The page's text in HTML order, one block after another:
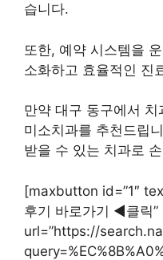
습니다.
또한, 예약 시스템을
소화하고 효율적인 진
만약 대구 동구에서
미소치과를 추천드립
받을 수 있는 치과로
[maxbutton id=”1″
후기 바로가기 ◀︎클릭”
url=”https://